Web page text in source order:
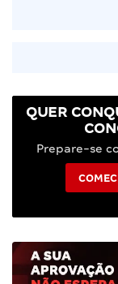
QUER
Prepare-se